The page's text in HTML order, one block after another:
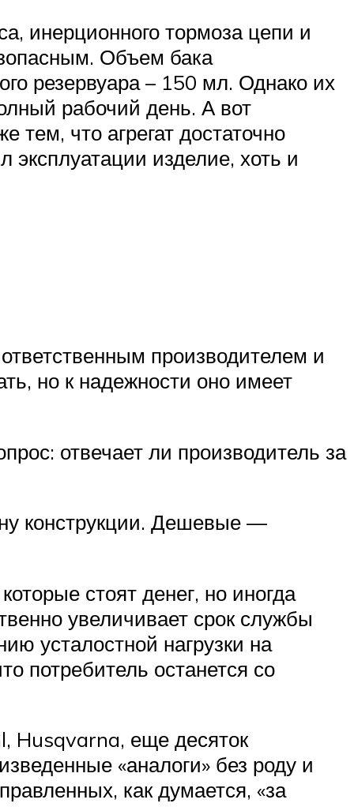
инерционного тормоза цепи и
Объем бака
резервуара – 150 мл. Однако их
рабочий день. А вот
тем, что агрегат достаточно
изделие, хоть и
производителем и
но к надежности оно имеет
отвечает ли производитель за
конструкции. Дешевые —
стоят денег, но иногда
увеличивает срок службы
усталостной нагрузки на
потребитель останется со
Husqvarna, еще десяток
«аналоги» без роду и
как думается, «за